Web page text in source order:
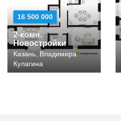
16 500 000
2-комн.
Новостройки
Казань, Владимира
Кулагина